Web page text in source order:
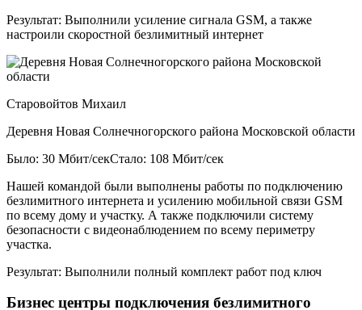
Результат: Выполнили усиление сигнала GSM, а также
настроили скоростной безлимитный интернет
Старовойтов Михаил
Деревня Новая Солнечногорского района Московской области
Было: 30 Мбит/секСтало: 108 Мбит/сек
Нашей командой были выполнены работы по подключению
безлимитного интернета и усилению мобильной связи GSM
по всему дому и участку. А также подключили систему
безопасности с видеонаблюдением по всему периметру
участка.
Результат: Выполнили полный комплект работ под ключ
Бизнес центры подключения безлимитного